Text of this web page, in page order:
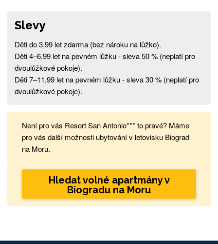
Slevy
Děti do 3,99 let zdarma (bez nároku na lůžko).
Děti 4–6,99 let na pevném lůžku - sleva 50 % (neplatí pro
dvoulůžkové pokoje).
Děti 7–11,99 let na pevném lůžku - sleva 30 % (neplatí pro
dvoulůžkové pokoje).
Není pro vás Resort San Antonio*** to pravé? Máme
pro vás další možnosti ubytování v letovisku Biograd
na Moru.
Hledat volné apartmány v
Biogradu na Moru